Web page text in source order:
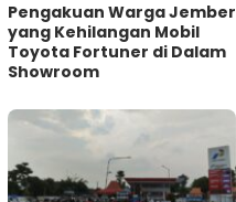
Pengakuan Warga Jember
yang Kehilangan Mobil
Toyota Fortuner di Dalam
Showroom